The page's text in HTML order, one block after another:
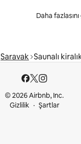
Daha
Saravak Saunalı
© 2026 Airbnb, Inc.
Gizlilik
Şartlar